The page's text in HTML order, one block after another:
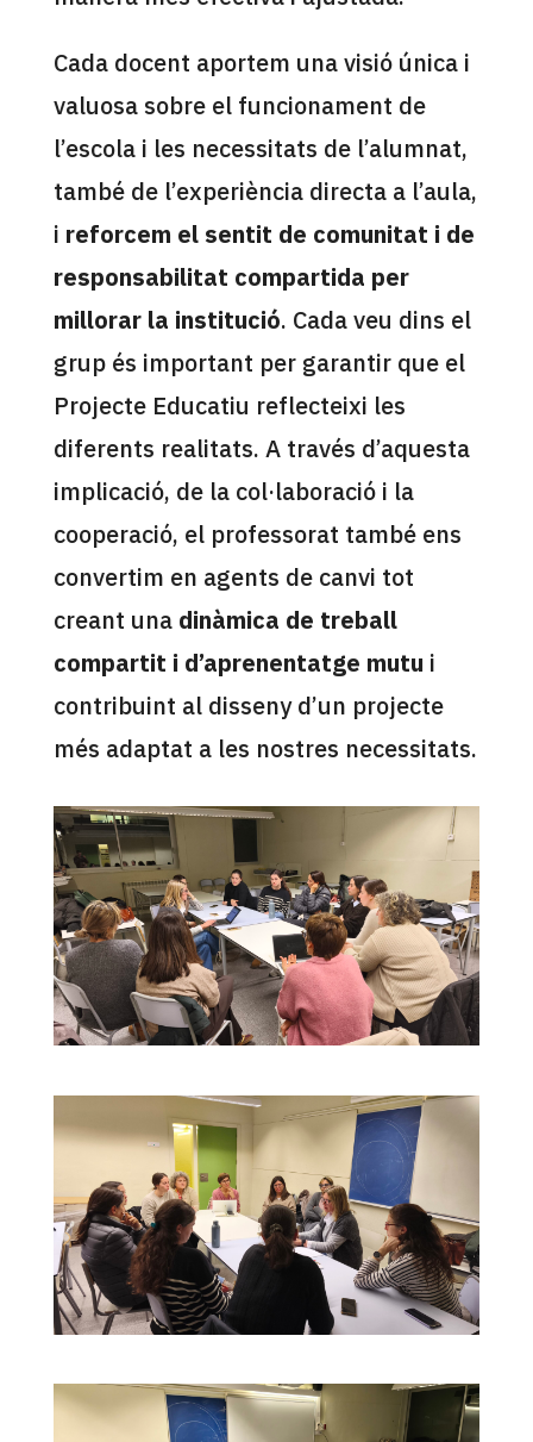
Cada docent aportem una visió única i
valuosa sobre el funcionament de
l’escola i les necessitats de l’alumnat,
també de l’experiència directa a l’aula,
i reforcem el sentit de comunitat i de
responsabilitat compartida per
millorar la institució. Cada veu dins el
grup és important per garantir que el
Projecte Educatiu reflecteixi les
diferents realitats. A través d’aquesta
implicació, de la col·laboració i la
cooperació, el professorat també ens
convertim en agents de canvi tot
creant una dinàmica de treball
compartit i d’aprenentatge mutu i
contribuint al disseny d’un projecte
més adaptat a les nostres necessitats.